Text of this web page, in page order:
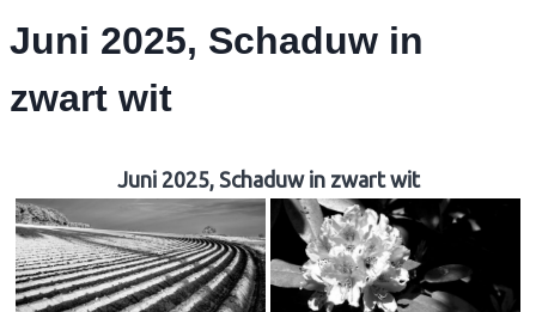
Juni 2025, Schaduw in
zwart wit
Juni 2025, Schaduw in zwart wit